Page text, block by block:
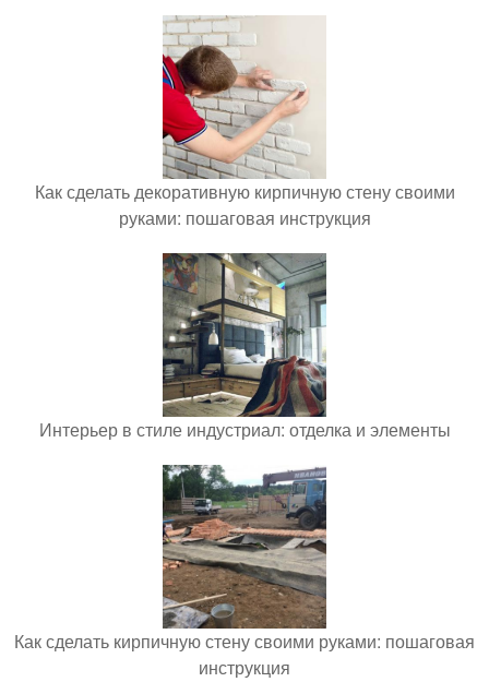
Как сделать декоративную кирпичную стену своими
руками: пошаговая инструкция
Интерьер в стиле индустриал: отделка и элементы
Как сделать кирпичную стену своими руками: пошаговая
инструкция